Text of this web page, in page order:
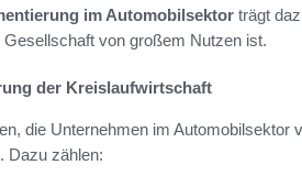
im Automobilsektor trägt
von großem Nutzen ist.
der Kreislaufwirtschaft
die Unternehmen im Automobilsektor
Dazu zählen: